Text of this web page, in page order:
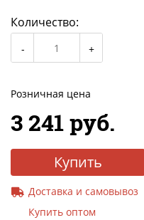
Количество:
Розничная цена
3 241 руб.
Купить
Доставка и самовывоз
Купить оптом